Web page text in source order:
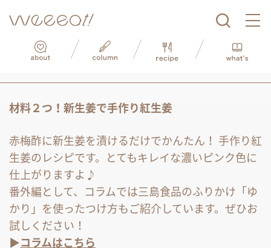
材料２つ！新生姜で手作り紅生姜
赤梅酢に新生姜を漬けるだけでかんたん！ 手作り紅
生姜のレシピです。とてもキレイな濃いピンク色に
仕上がりますよ♪
番外編として、コラムでは三島食品のふりかけ「ゆ
かり」を使ったつけ方もご紹介しています。ぜひお
試しください！
▶コラムはこちら